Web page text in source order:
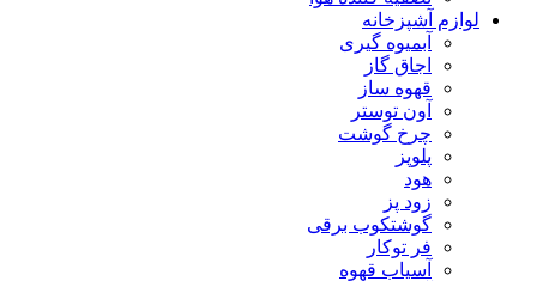
لوازم آشپزخانه
آبمیوه گیری
اجاق گاز
قهوه ساز
آون توستر
چرخ گوشت
پلوپز
هود
زود پز
گوشتکوب برقی
فر توکار
آسیاب قهوه